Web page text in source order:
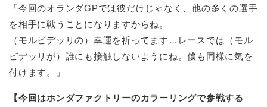
「今回のオランダGPでは彼だけじゃなく、他の多くの選手
を相手に戦うことになりますからね。
（モルビデッリの）幸運を祈ってます…レースでは（モル
ビデッリが）誰にも接触しないようにね。僕も同様に気を
付けます。」
【今回はホンダファクトリーのカラーリングで参戦する